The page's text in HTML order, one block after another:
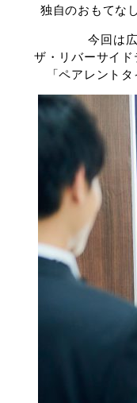
独自のおもてな
今回は
ザ・リバーサイ
「ペアレント